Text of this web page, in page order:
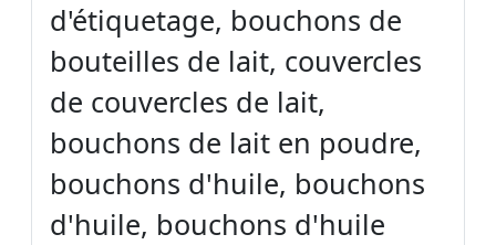
d'étiquetage, bouchons de
bouteilles de lait, couvercles
de couvercles de lait,
bouchons de lait en poudre,
bouchons d'huile, bouchons
d'huile, bouchons d'huile